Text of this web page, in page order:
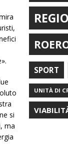
si
ma
SPORT
UNITÀ DI